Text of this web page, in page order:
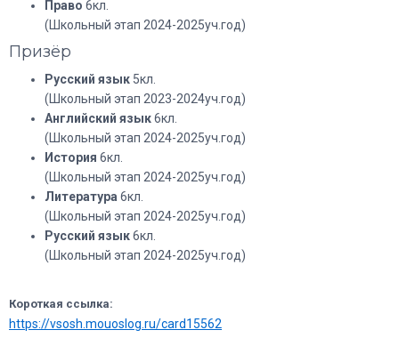
Право 6кл.
(Школьный этап 2024-2025уч.год)
Призёр
Русский язык 5кл.
(Школьный этап 2023-2024уч.год)
Английский язык6кл.
(Школьный этап 2024-2025уч.год)
История 6кл.
(Школьный этап 2024-2025уч.год)
Литература 6кл.
(Школьный этап 2024-2025уч.год)
Русский язык6кл.
(Школьный этап 2024-2025уч.год)
Короткая ссылка:
https://vsosh.mouoslog.ru/card15562